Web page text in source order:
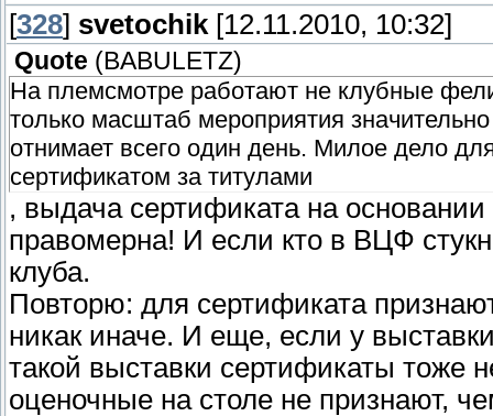
[328] svetochik [12.11.2010, 10:32]
Quote (BABULETZ)
На племсмотре работают не клубные
только масштаб мероприятия
отнимает всего один день. Милое дело
сертификатом за титулами
, выдача сертификата на
правомерна! И если кто в ВЦФ
клуба.
Повторю: для сертификата
никак иначе. И еще, если у
такой выставки сертификаты тоже
оценочные на столе не признают,